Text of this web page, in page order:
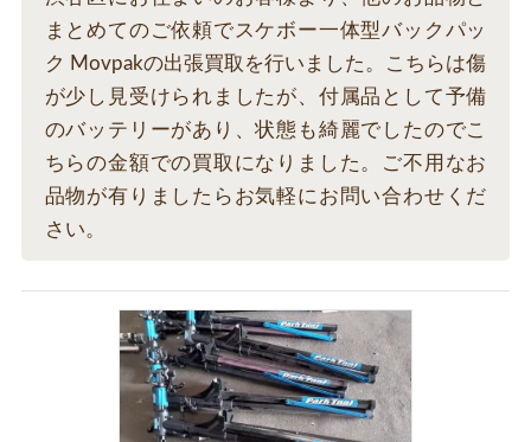
まとめてのご依頼でスケボー一体型バックパッ
ク Movpakの出張買取を行いました。こちらは傷
が少し見受けられましたが、付属品として予備
のバッテリーがあり、状態も綺麗でしたのでこ
ちらの金額での買取になりました。ご不用なお
品物が有りましたらお気軽にお問い合わせくだ
さい。